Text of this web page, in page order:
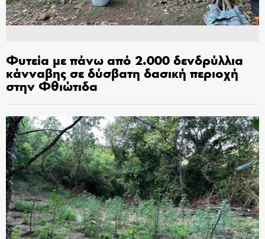
Φυτεία με πάνω από 2.000 δενδρύλλια
κάνναβης σε δύσβατη δασική περιοχή
στην Φθιώτιδα